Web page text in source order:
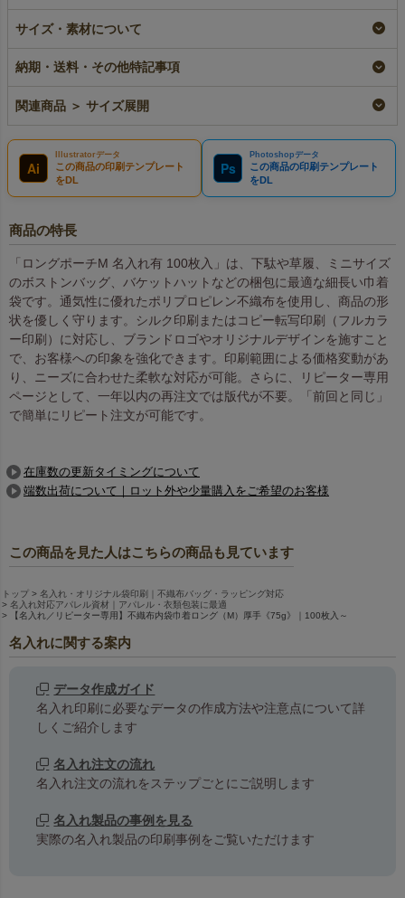
【名入れ対応】不織布
内袋巾着ロング（M）
名入れ
¥9,900税込
【名入れ大ロット】不
専用）
大ロット名入れ
【名入れ／リピーター
専用】不織布内袋巾着
リピーター専用名入れ
¥9,900税込
サイズ・素材について
納期・送料・その他特記事項
関連商品 ＞ サイズ展開
Ai
Illustratorデータ
この商品の印刷テンプレート
をDL
Ps
Photoshopデータ
この商品の印刷テンプレート
をDL
商品の特長
「ロングポーチM 名入れ有 100枚入」は、下駄や草履、ミニサイズ
のボストンバッグ、バケットハットなどの梱包に最適な細長い巾着
袋です。通気性に優れたポリプロピレン不織布を使用し、商品の形
状を優しく守ります。シルク印刷またはコピー転写印刷（フルカラ
ー印刷）に対応し、ブランドロゴやオリジナルデザインを施すこと
で、お客様への印象を強化できます。印刷範囲による価格変動があ
り、ニーズに合わせた柔軟な対応が可能。さらに、リピーター専用
ページとして、一年以内の再注文では版代が不要。「前回と同じ」
で簡単にリピート注文が可能です。
在庫数の更新タイミングについて
端数出荷について｜ロット外や少量購入をご希望のお客様
この商品を見た人はこちらの商品も見ています
トップ
名入れ・オリジナル袋印刷｜不織布バッグ・ラッピング対応
名入れ対応アパレル資材｜アパレル・衣類包装に最適
【名入れ／リピーター専用】不織布内袋巾着ロング（M）厚手《75g》｜100枚入～
名入れに関する案内
データ作成ガイド
名入れ印刷に必要なデータの作成方法や注意点について詳
しくご紹介します
名入れ注文の流れ
名入れ注文の流れをステップごとにご説明します
名入れ製品の事例を見る
実際の名入れ製品の印刷事例をご覧いただけます